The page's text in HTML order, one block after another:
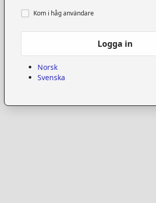
Kom
i
Kom i håg användare
Logga in
Norsk
Svenska